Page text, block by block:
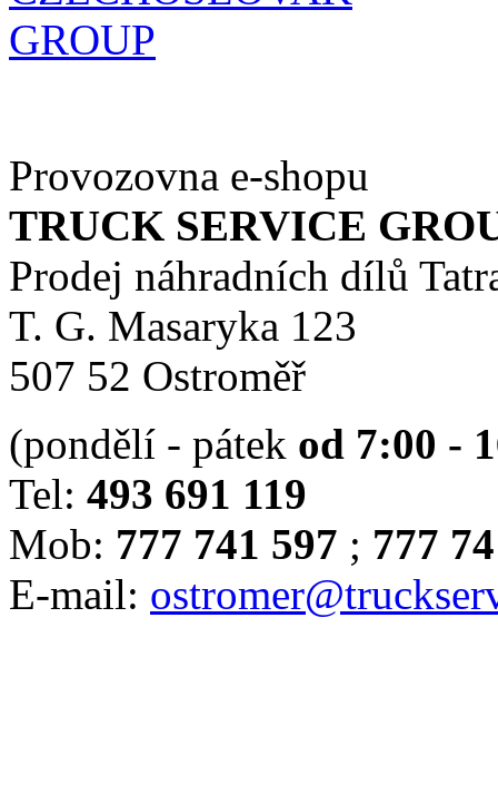
Provozovna e-shopu
TRUCK SERVICE
Prodej náhradních dílů
T. G. Masaryka 123
507 52 Ostroměř
(pondělí - pátek od 7:00 -
Tel: 493 691 119
Mob: 777 741 597 ; 777
E-mail: